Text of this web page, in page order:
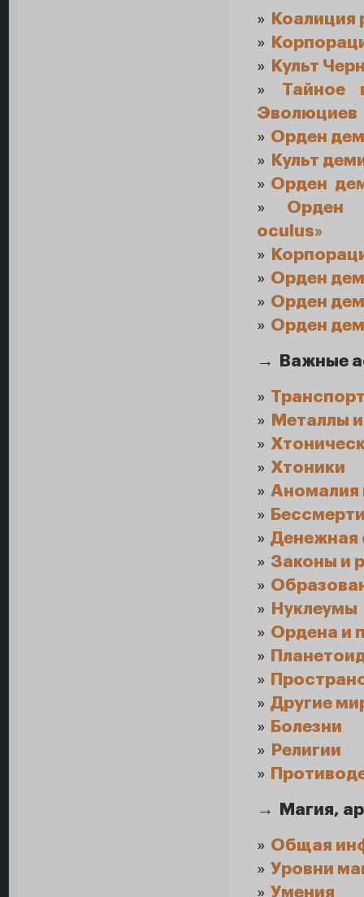
»
Коалиция
»
»
Культ
» Тайное
Эволюциев
» Орден
»
Культ
» Орден
» Орден
oculus»
»
» Орден
» Орден
» Орден
→ Важные
»
»
Металлы
»
» Хтоники
» Аномалия
»
» Денежная
» Законы и
»
»
Нуклеумы
» Ордена и
»
»
» Другие
» Болезни
»
Религии
»
→ Магия,
» Общая
» Уровни
» Умения